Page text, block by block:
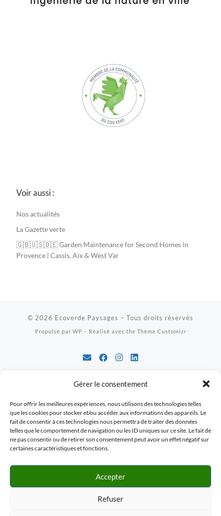
Gérer le consentement
Pour offrir les meilleures expériences, nous utilisons des technologies telles
que les cookies pour stocker et/ou accéder aux informations des appareils. Le
fait de consentir à ces technologies nous permettra de traiter des données
telles que le comportement de navigation ou les ID uniques sur ce site. Le fait de
ne pas consentir ou de retirer son consentement peut avoir un effet négatif sur
certaines caractéristiques et fonctions.
Accepter
Refuser
Voir aussi :
Nos actualités
La Gazette verte
🇬🇧🇺🇸🇩🇪 Garden Maintenance for Second Homes in
Provence | Cassis, Aix & West Var
© 2026 Ecoverde Paysages – Tous droits réservés
Propulsé par WP – Réalisé avec the Thème Customizr